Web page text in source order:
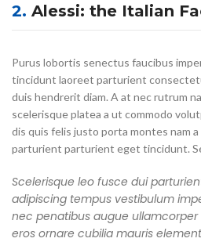
2. Alessi: the Italian
Purus lobortis senectus faucibus
tincidunt laoreet parturient
duis hendrerit diam. A at nec rutrum
scelerisque platea a ut commodo
dis quis felis justo porta montes nam
parturient parturient eget tincidunt.
Scelerisque leo fusce dui
adipiscing tempus vestibulum
nec penatibus augue
eros ornare cubilia mauris